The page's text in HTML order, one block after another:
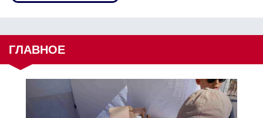
ГЛАВНОЕ